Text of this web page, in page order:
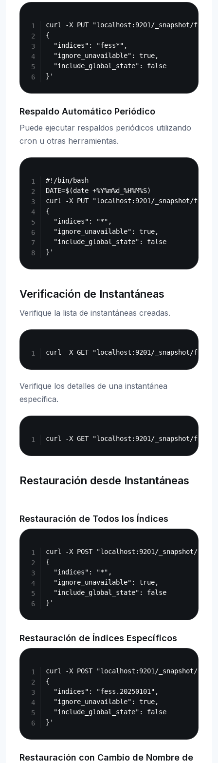
curl -X PUT "localhost:9201/_snapshot/
{
  "indices": "fess*",
  "ignore_unavailable": true,
  "include_global_state": false
Respaldo Automático Periódico
Puede ejecutar respaldos periódicos utilizando
cron u otras herramientas.
#!/bin/bash
DATE=$(date +%Y%m%d_%H%M%S)
curl -X PUT "localhost:9201/_snapshot/
{
  "indices": "*",
  "ignore_unavailable": true,
  "include_global_state": false
Verificación de Instantáneas
Verifique la lista de instantáneas creadas.
Verifique los detalles de una instantánea
específica.
Restauración desde Instantáneas
Restauración de Todos los Índices
curl -X POST "localhost:9201/_snapshot/
{
  "indices": "*",
  "ignore_unavailable": true,
  "include_global_state": false
Restauración de Índices Específicos
curl -X POST "localhost:9201/_snapshot/
{
  "indices": "fess.20250101",
  "ignore_unavailable": true,
  "include_global_state": false
Restauración con Cambio de Nombre de